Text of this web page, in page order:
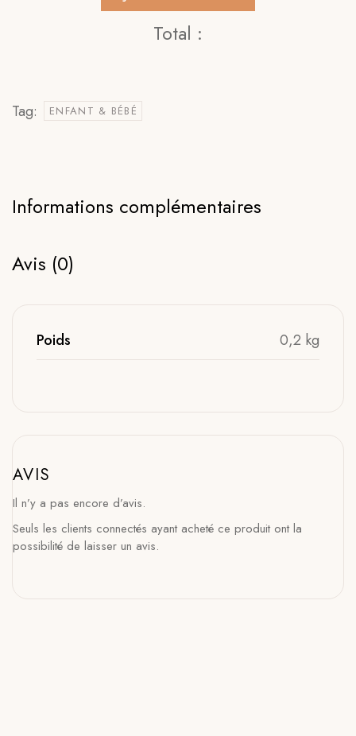
Total :
Tag: ENFANT & BÉBÉ
Informations complémentaires
Avis (0)
Poids 0,2 kg
AVIS
Il n’y a pas encore d’avis.
Seuls les clients connectés ayant acheté ce produit ont la
possibilité de laisser un avis.